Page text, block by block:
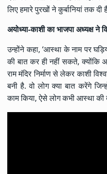
लिए हमारे पुरखों ने कुर्बानियां तक दी
अयोध्या-काशी का भाजपा अध्यक्ष ने
उन्होंने कहा, ‘आस्था के नाम पर
की बात कर ही नहीं सकते, क्योंकि
राम मंदिरनिर्माण से लेकर काशी
बनी है. वो लोग क्या बात करेंगे
काम किया, ऐसे लोग कभी आस्था की